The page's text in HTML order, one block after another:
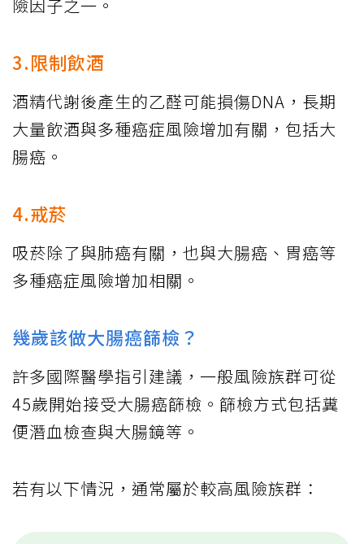
險因子之一。
3.限制飲酒
酒精代謝後產生的乙醛可能損傷DNA，長期
大量飲酒與多種癌症風險增加有關，包括大
腸癌。
4.戒菸
吸菸除了與肺癌有關，也與大腸癌、胃癌等
多種癌症風險增加相關。
幾歲該做大腸癌篩檢？
許多國際醫學指引建議，一般風險族群可從
45歲開始接受大腸癌篩檢。篩檢方式包括糞
便潛血檢查與大腸鏡等。
若有以下情況，通常屬於較高風險族群：